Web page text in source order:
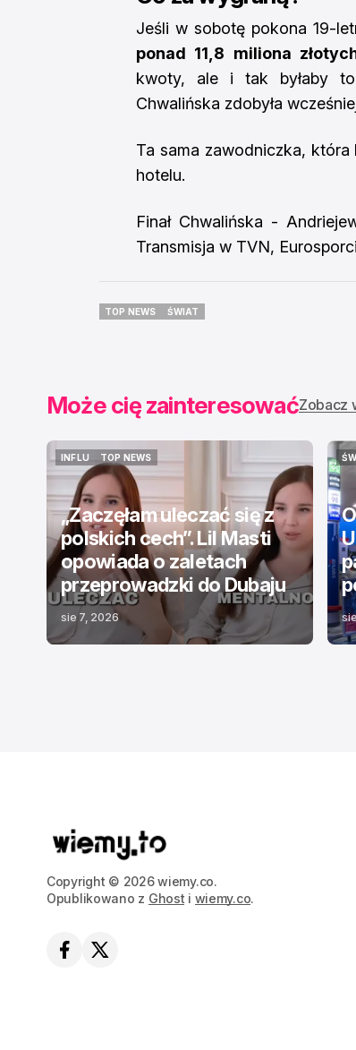
Jeśli w sobotę pokona 19-
ponad 11,8 miliona
kwoty, ale i tak byłaby
Chwalińska zdobyła
Ta sama zawodniczka,
hotelu.
Finał Chwalińska -
Transmisja w TVN,
TOP NEWS
ŚWIAT
Może cię zainteresowaćZobacz
INFLU
INFLU
TOP NEWS
TOP NEWS
„Zaczęłam uleczać się z
polskich cech”. Lil Masti
opowiada o zaletach
przeprowadzki do Dubaju
sie 7, 2026
Copyright © 2026 wiemy.co.
Opublikowano z Ghost i wiemy.co.